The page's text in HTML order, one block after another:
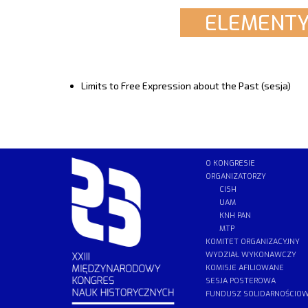
Limits to Free Expression about the Past (sesja)
O KONGRESIE
ORGANIZATORZY
CISH
UAM
KNH PAN
MTP
KOMITET ORGANIZACYJNY
WYDZIAŁ WYKONAWCZY
KOMISJE AFILIOWANE
SESJA POSTEROWA
FUNDUSZ